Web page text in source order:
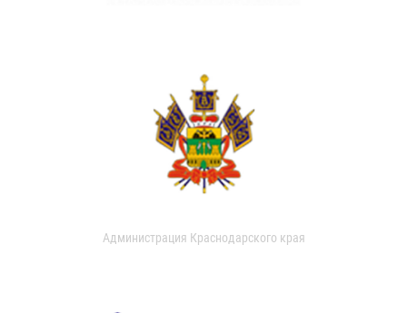
Администрация Краснодарского края